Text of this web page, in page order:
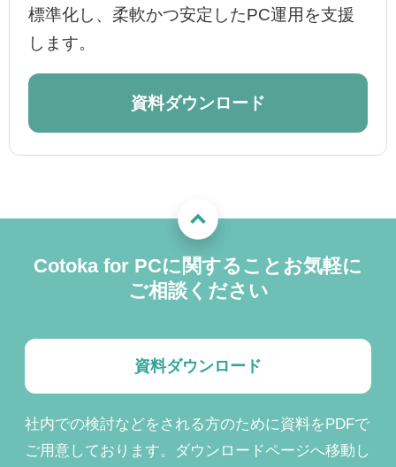
標準化し、柔軟かつ安定したPC運用を支援
します。
資料ダウンロード
Cotoka for PCに関することお気軽に
ご相談ください
資料ダウンロード
社内での検討などをされる方のために資料をPDFで
ご用意しております。ダウンロードページへ移動し